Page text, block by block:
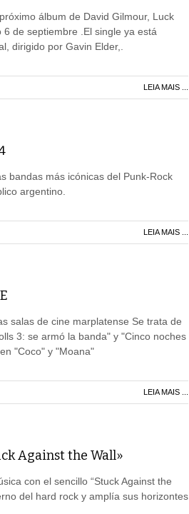
álbum de David Gilmour, Luck
de septiembre .El single ya está
dirigido por Gavin Elder,.
LEIA MAIS ...
bandas más icónicas del Punk-Rock
argentino.
LEIA MAIS ...
salas de cine marplatense Se trata de
3: se armó la banda" y "Cinco noches
"Coco" y "Moana"
LEIA MAIS ...
Against the Wall»
con el sencillo “Stuck Against the
del hard rock y amplía sus horizontes